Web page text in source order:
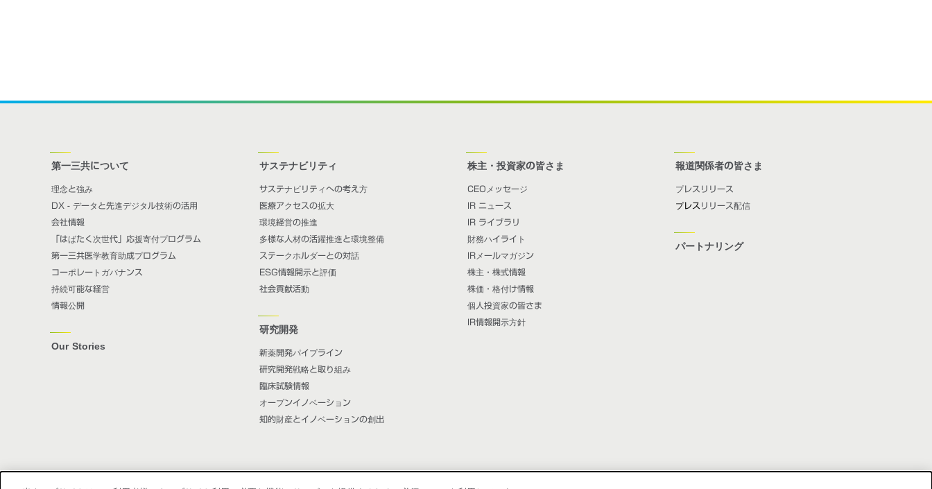
第一三共について
理念と強み
DX - データと先進デジタル技術の活用
会社情報
「はばたく次世代」応援寄付プログラム
第一三共医学教育助成プログラム
コーポレートガバナンス
持続可能な経営
情報公開
Our Stories
サステナビリティ
サステナビリティへの考え方
医療アクセスの拡大
環境経営の推進
多様な人材の活躍推進と環境整備
ステークホルダーとの対話
ESG情報開示と評価
社会貢献活動
研究開発
新薬開発パイプライン
研究開発戦略と取り組み
臨床試験情報
オープンイノベーション
知的財産とイノベーションの創出
株主・投資家の皆さま
CEOメッセージ
IR ニュース
IR ライブラリ
財務ハイライト
IRメールマガジン
株主・株式情報
株価・格付け情報
個人投資家の皆さま
IR情報開示方針
報道関係者の皆さま
プレスリリース
プレス リリース配信
パートナリング